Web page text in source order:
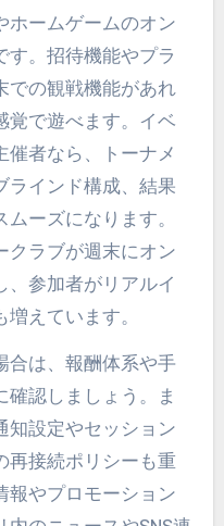
ホームゲームのオン
す。招待機能やプラ
での観戦機能があれ
覚で遊べます。イベ
催者なら、トーナメ
ラインド構成、結果
ーズになります。
クラブが週末にオン
、参加者がリアルイ
えています。
合は、報酬体系や手
認しましょう。ま
知設定やセッション
再接続ポリシーも重
報やプロモーション